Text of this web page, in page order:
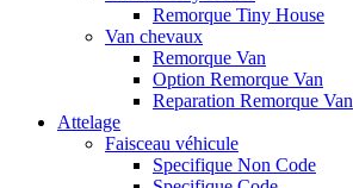
Remorque Tiny House
Van chevaux
Remorque Van
Option Remorque Van
Reparation Remorque Van
Attelage
Faisceau véhicule
Specifique Non Code